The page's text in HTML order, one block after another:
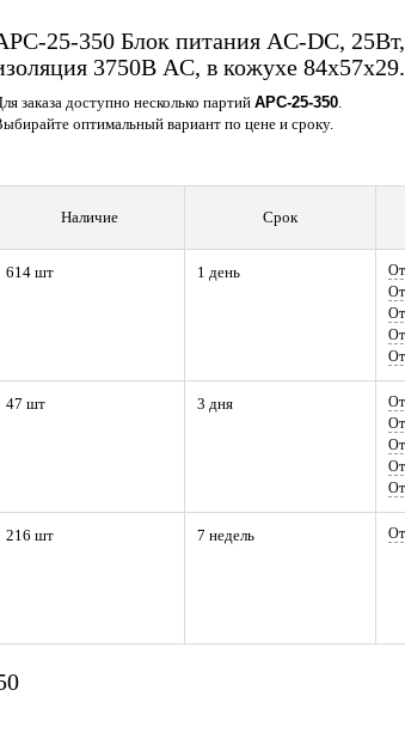
25-350 Блок питания AC-DC,
3750В AC, в кожухе
заказа доступно несколько партий APC-25-350
оптимальный вариант по цене и сроку.
Наличие Срок
614 шт 1 день
47 шт 3 дня
216 шт 7 недель